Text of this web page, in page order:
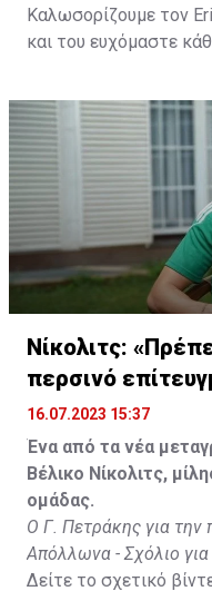
Καλωσορίζουμε τον
και του ευχόμαστε
Νίκολιτς:
περσινό
16.07.2023 15:37
Ένα από τα νέα
Βέλικο Νίκολιτς,
ομάδας.
Ο Γ. Πετράκης για την
Απόλλωνα - Σχόλιο για
Δείτε το σχετικό